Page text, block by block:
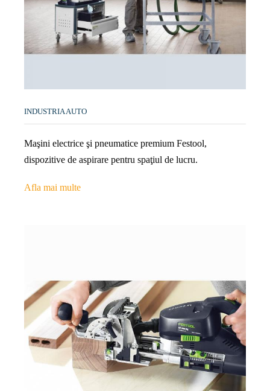
INDUSTRIA AUTO
Maşini electrice şi pneumatice premium Festool,
dispozitive de aspirare pentru spaţiul de lucru.
Afla mai multe